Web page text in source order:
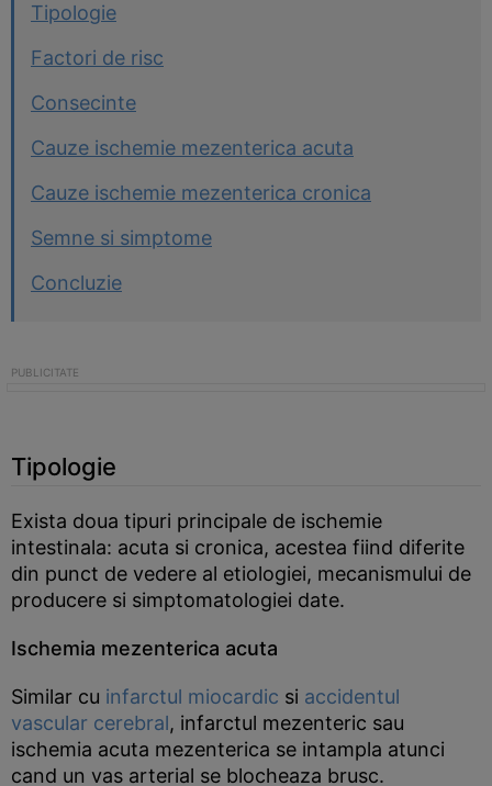
Tipologie
Factori de risc
Consecinte
Cauze ischemie mezenterica acuta
Cauze ischemie mezenterica cronica
Semne si simptome
Concluzie
Tipologie
Exista doua tipuri principale de ischemie
intestinala: acuta si cronica, acestea fiind diferite
din punct de vedere al etiologiei, mecanismului de
producere si simptomatologiei date.
Ischemia mezenterica acuta
Similar cu infarctul miocardic si accidentul
vascular cerebral, infarctul mezenteric sau
ischemia acuta mezenterica se intampla atunci
cand un vas arterial se blocheaza brusc.